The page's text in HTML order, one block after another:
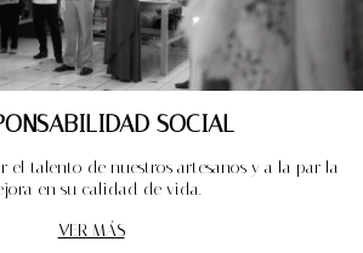
SOCIAL
el talento de nuestros artesanos y a la par la
en su calidad de vida.
VER MÁS